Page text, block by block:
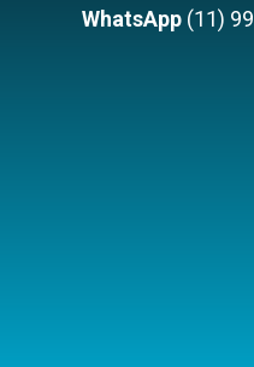
WhatsApp (11)